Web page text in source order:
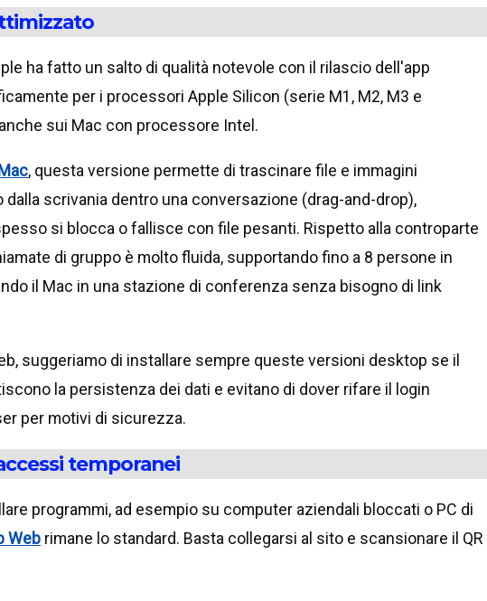
ha fatto un salto di qualità notevole con il rilascio dell'app
per i processori Apple Silicon (serie M1, M2, M3 e
sui Mac con processore Intel.
, questa versione permette di trascinare file e immagini
scrivania dentro una conversazione (drag-and-drop),
si blocca o fallisce con file pesanti. Rispetto alla controparte
di gruppo è molto fluida, supportando fino a 8 persone in
il Mac in una stazione di conferenza senza bisogno di link
suggeriamo di installare sempre queste versioni desktop se il
la persistenza dei dati e evitano di dover rifare il login
per motivi di sicurezza.
temporanei
programmi, ad esempio su computer aziendali bloccati o PC di
Web rimane lo standard. Basta collegarsi al sito e scansionare il QR